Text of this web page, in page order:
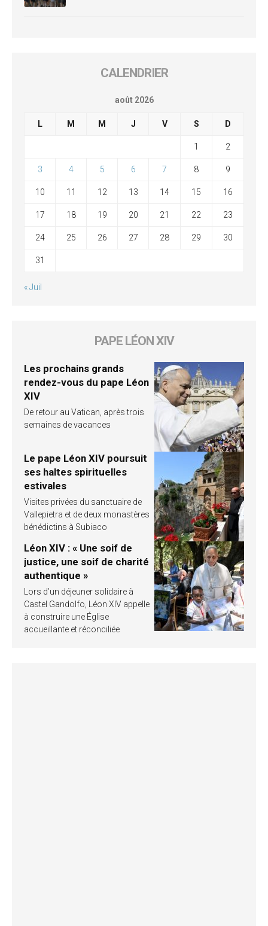
CALENDRIER
août 2026
L M M J V S D
1 2
3 4 5 6 7 8 9
10 11 12 13 14 15 16
17 18 19 20 21 22 23
24 25 26 27 28 29 30
31
« Juil
PAPE LÉON XIV
Les prochains grands
rendez-vous du pape Léon
XIV
De retour au Vatican, après trois
semaines de vacances
Le pape Léon XIV poursuit
ses haltes spirituelles
estivales
Visites privées du sanctuaire de
Vallepietra et de deux monastères
bénédictins à Subiaco
Léon XIV : « Une soif de
justice, une soif de charité
authentique »
Lors d’un déjeuner solidaire à
Castel Gandolfo, Léon XIV appelle
à construire une Église
accueillante et réconciliée